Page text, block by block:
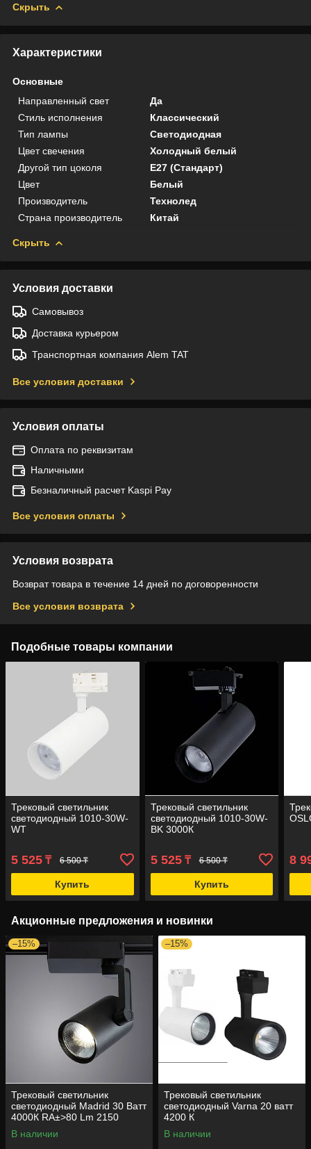
Скрыть
Характеристики
Основные
Направленный свет
Да
Стиль исполнения
Классический
Тип лампы
Светодиодная
Цвет свечения
Холодный белый
Другой тип цоколя
E27 (Стандарт)
Цвет
Белый
Производитель
Технолед
Страна производитель
Китай
Скрыть
Условия доставки
Самовывоз
Доставка курьером
Транспортная компания Alem TAT
Все условия доставки
Условия оплаты
Оплата по реквизитам
Наличными
Безналичный расчет Kaspi Pay
Все условия оплаты
Условия возврата
Возврат товара в течение 14 дней по договоренности
Все условия возврата
Подобные товары компании
Трековый светильник
светодиодный 1010-30W-
WT
5 525 ₸ 6 500 ₸
Купить
Трековый светильник
светодиодный 1010-30W-
BK 3000К
5 525₸ 6 500 ₸
Купить
8
Акционные предложения и новинки
–15%
Трековый светильник
светодиодный Madrid 30 Ватт
4000К RA±>80 Lm 2150
В наличии
–15%
Трековый светильник
светодиодный Varna 20 ватт
4200 К
В наличии